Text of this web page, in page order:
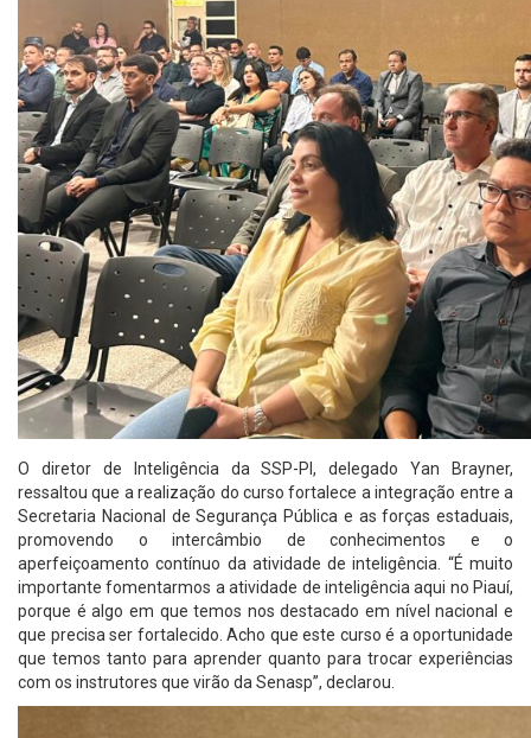
O diretor de Inteligência da SSP-PI, delegado Yan Brayner,
ressaltou que a realização do curso fortalece a integração entre a
Secretaria Nacional de Segurança Pública e as forças estaduais,
promovendo o intercâmbio de conhecimentos e o
aperfeiçoamento contínuo da atividade de inteligência. “É muito
importante fomentarmos a atividade de inteligência aqui no Piauí,
porque é algo em que temos nos destacado em nível nacional e
que precisa ser fortalecido. Acho que este curso é a oportunidade
que temos tanto para aprender quanto para trocar experiências
com os instrutores que virão da Senasp”, declarou.